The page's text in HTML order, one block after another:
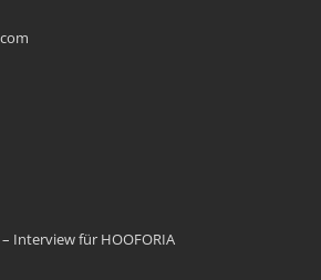
– Interview für HOOFORIA